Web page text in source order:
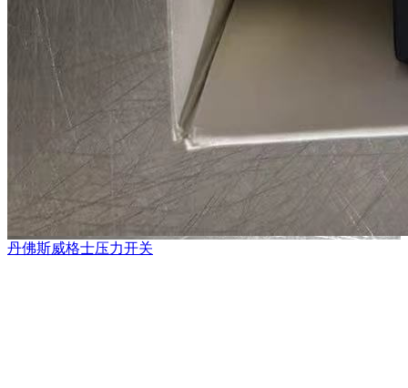
丹佛斯威格士压力开关